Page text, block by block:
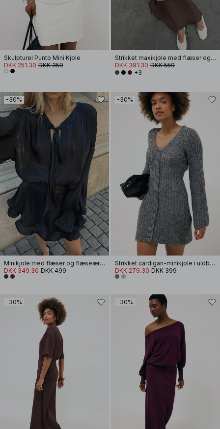
Skulpturel Punto Mini Kjole
DKK 251.30 DKK 359
Strikket maxikjole med flæser og rund hals
DKK 391.30 DKK 559
+3
-30%
Minikjole med flæser og flæseærmer
DKK 349.30 DKK 499
-30%
Strikket cardigan-minikjole i uldblanding
DKK 279.30 DKK 399
-30% -30%